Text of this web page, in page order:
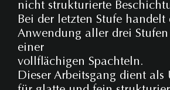
nicht strukturierte
Bei der letzten Stufe handelt
Anwendung aller drei
einer
vollflächigen Spachteln.
Dieser Arbeitsgang dient als